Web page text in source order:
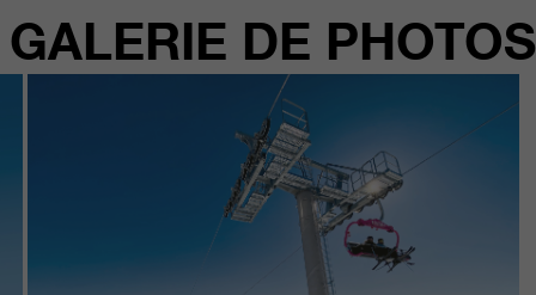
GALERIE DE PHOTOS